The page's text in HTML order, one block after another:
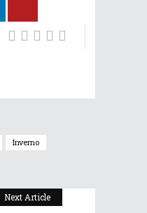
Inverno
Next Article